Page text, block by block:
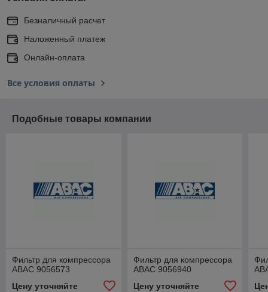
Безналичный расчет
Наложенный платеж
Онлайн-оплата
Все условия оплаты
Подобные товары компании
Фильтр для компрессора
ABAC 9056573
Цену уточняйте
Фильтр для компрессора
ABAC 9056940
Цену уточняйте